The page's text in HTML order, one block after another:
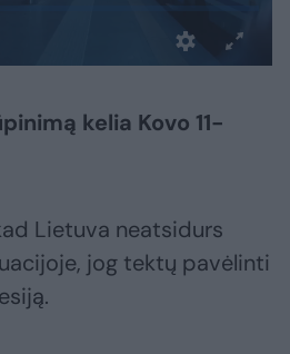
kelia Kovo 11-
Lietuva neatsidurs
jog tektų pavėlinti